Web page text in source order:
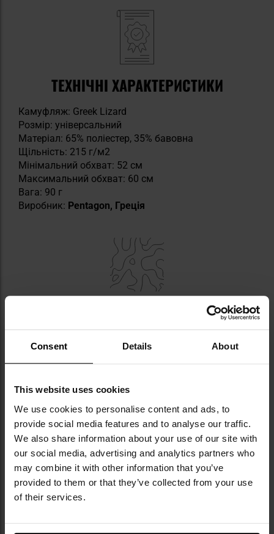
Consent Details About
This website uses cookies
We use cookies to personalise content and ads, to
provide social media features and to analyse our traffic.
We also share information about your use of our site with
our social media, advertising and analytics partners who
may combine it with other information that you’ve
provided to them or that they’ve collected from your use
of their services.
ТЕХНІЧНІ ХАРАКТЕРИСТИКИ
Камуфляж: Greek Lizard
Розмір: універсальний
Матеріал: 65% поліестер, 35% бавовна
Щільність: 215 г/м2
Мінімальний обхват: 52 см
Максимальний обхват: 60 см
Вага: 90 г
Виробник: Pentagon, Греція
КАМУФЛЯЖ GREEK LIZARD
який використовується Збройними силами Греції і
походить безпосередньо від французького зразка
середині XX століття. Грецька версія була
адаптована і вдосконалена з урахуванням
особливостей клімату і рельєфу Греції - переважно
гірських, скелястих і вкритих низькою рослинністю
Камуфляж Greek Lizard
горизонтальних, нерегулярних смуг в оливково-
зеленому, коричневому і чорному кольорах,
розташованих на світлішому тлі - зазвичай
пісочному або світло-зеленому. Цей зразок
французького оригіналу, проте його кольорова